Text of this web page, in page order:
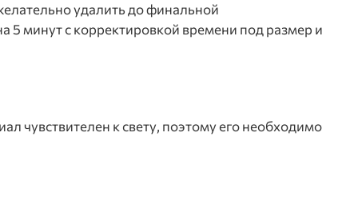
удалить до финальной
минут с корректировкой времени под размер и
чувствителен к свету, поэтому его необходимо